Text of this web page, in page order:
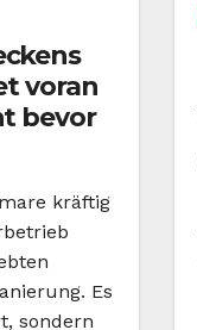
voran
bevor
kräftig
Es
sondern